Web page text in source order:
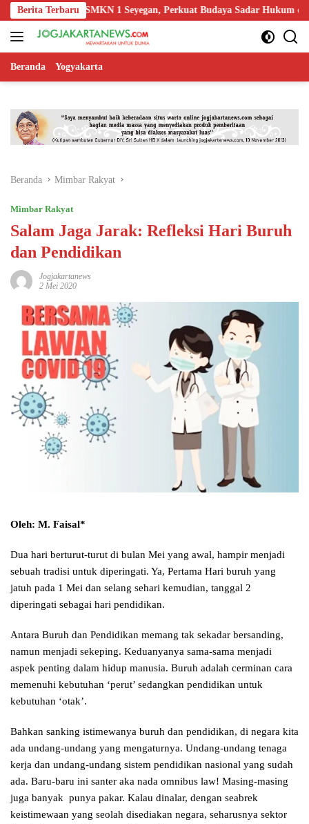
Langsung
ke
konten
Berita Terbaru
Guru SMKN 1 Seyegan, Perkuat Budaya Sadar Hukum di Sekolah
Beranda Yogyakarta
Beranda Mimbar Rakyat
Mimbar Rakyat
Salam Jaga Jarak: Refleksi Hari Buruh
dan Pendidikan
Jogjakartanews
2 Mei 2020
Oleh: M. Faisal*
Dua hari berturut-turut di bulan Mei yang awal, hampir menjadi
sebuah tradisi untuk diperingati. Ya, Pertama Hari buruh yang
jatuh pada 1 Mei dan selang sehari kemudian, tanggal 2
diperingati sebagai hari pendidikan.
Antara Buruh dan Pendidikan memang tak sekadar bersanding,
namun menjadi sekeping. Keduanyanya sama-sama menjadi
aspek penting dalam hidup manusia. Buruh adalah cerminan cara
memenuhi kebutuhan ‘perut’ sedangkan pendidikan untuk
kebutuhan ‘otak’.
Bahkan sanking istimewanya buruh dan pendidikan, di negara kita
ada undang-undang yang mengaturnya. Undang-undang tenaga
kerja dan undang-undang sistem pendidikan nasional yang sudah
ada. Baru-baru ini santer aka nada omnibus law! Masing-masing
juga banyak punya pakar. Kalau dinalar, dengan seabrek
keistimewaan yang seolah disediakan negara, seharusnya sektor